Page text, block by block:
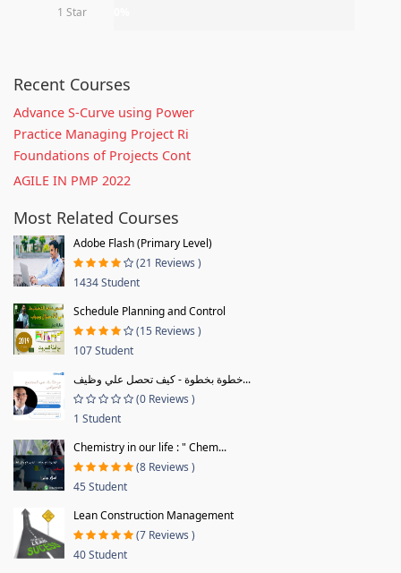
1 Star
Recent Courses
Advance S-Curve using Power
Practice Managing Project Ri
Foundations of Projects Cont
AGILE IN PMP 2022
Most Related Courses
Adobe Flash (Primary Level)
(21 Reviews )
1434 Student
Schedule Planning and Control
(15 Reviews )
107 Student
خطوة بخطوة - كيف تحصل علي وظيف...
(0 Reviews )
1 Student
Chemistry in our life : " Chem...
(8 Reviews )
45 Student
Lean Construction Management
(7 Reviews )
40 Student